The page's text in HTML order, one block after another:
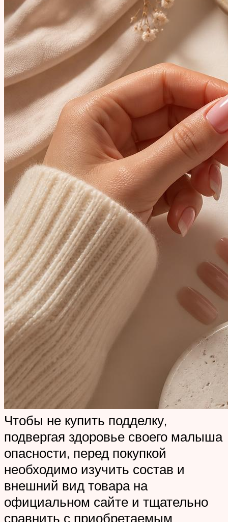
Чтобы не купить подделку,
подвергая здоровье своего малыша
опасности, перед покупкой
необходимо изучить состав и
внешний вид товара на
официальном сайте и тщательно
сравнить с приобретаемым